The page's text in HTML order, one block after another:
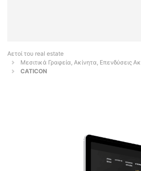
Αετοί του real estate
Μεσιτικά Γραφεία, Ακίνητα, Επενδύσεις
CATICON